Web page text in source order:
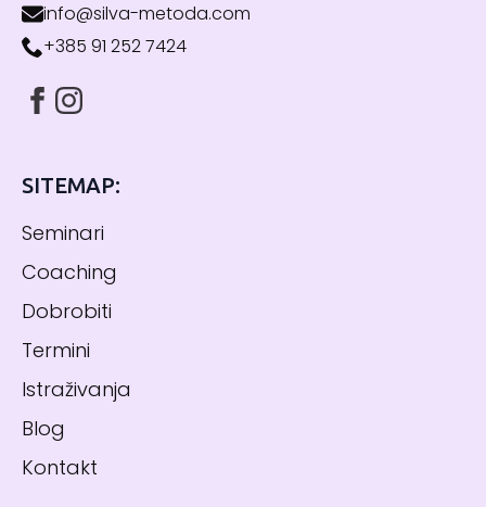
info@silva-metoda.com
+385 91 252 7424
SITEMAP:
Seminari
Coaching
Dobrobiti
Termini
Istraživanja
Blog
Kontakt